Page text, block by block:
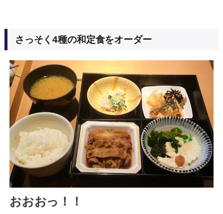
さっそく4種の和定食をオーダー
おおおっ！！